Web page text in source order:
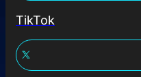
TikTok